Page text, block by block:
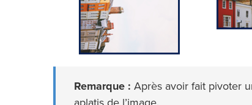
Remarque : Après avoir fait pivoter